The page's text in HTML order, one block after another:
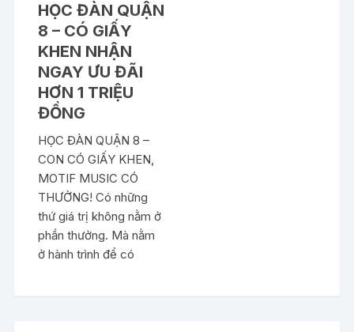
HỌC ĐÀN QUẬN
8 – CÓ GIẤY
KHEN NHẬN
NGAY ƯU ĐÃI
HƠN 1 TRIỆU
ĐỒNG
HỌC ĐÀN QUẬN 8 –
CON CÓ GIẤY KHEN,
MOTIF MUSIC CÓ
THƯỞNG! Có những
thứ giá trị không nằm ở
phần thưởng. Mà nằm
ở hành trình để có